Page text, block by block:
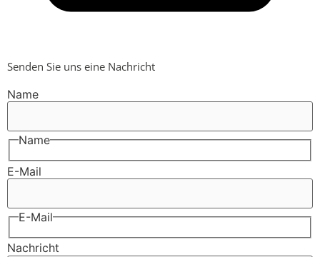
Senden Sie uns eine Nachricht
Name
Name
E-Mail
E-Mail
Nachricht